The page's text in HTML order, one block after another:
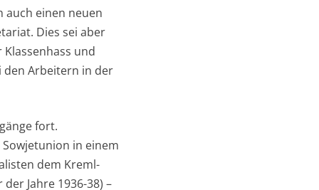
auch einen neuen
Dies sei aber
und
den Arbeitern in der
fort.
in einem
dem Kreml-
Jahre 1936-38) –